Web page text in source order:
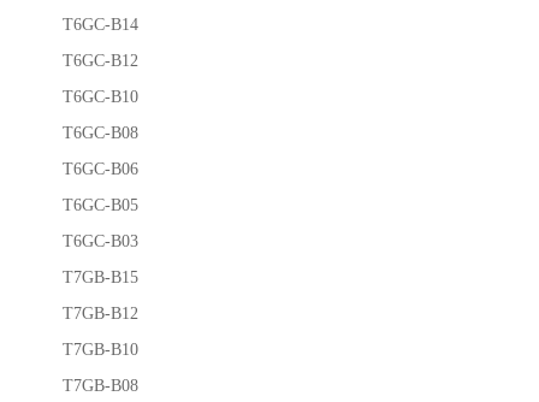
T6GC-B14
T6GC-B12
T6GC-B10
T6GC-B08
T6GC-B06
T6GC-B05
T6GC-B03
T7GB-B15
T7GB-B12
T7GB-B10
T7GB-B08